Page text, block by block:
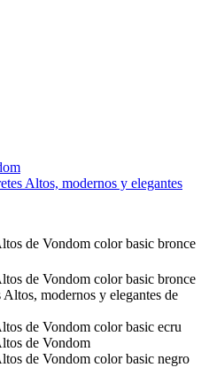
Altos, modernos y elegantes